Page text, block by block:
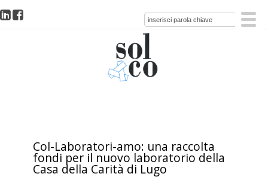
Col-Laboratori-amo: una raccolta
fondi per il nuovo laboratorio della
Casa della Carità di Lugo